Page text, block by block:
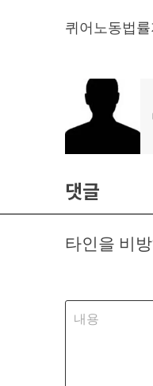
퀴어노동법
탐
댓글
타인을 비